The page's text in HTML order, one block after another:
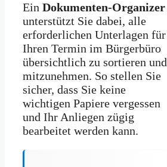
Ein Dokumenten-Organizer
unterstützt Sie dabei, alle
erforderlichen Unterlagen für
Ihren Termin im Bürgerbüro
übersichtlich zu sortieren und
mitzunehmen. So stellen Sie
sicher, dass Sie keine
wichtigen Papiere vergessen
und Ihr Anliegen zügig
bearbeitet werden kann.